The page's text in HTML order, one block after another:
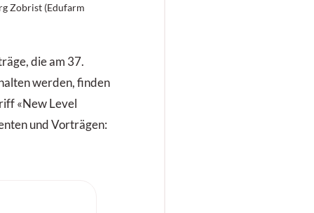
Zobrist (Edufarm
die am 37.
werden, finden
«New Level
und Vorträgen: